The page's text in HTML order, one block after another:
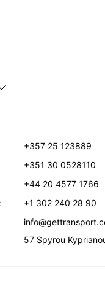
+357 25 123889
+351 30 0528110
+44 20 4577 1766
+1 302 240 28 90
57 Spyrou